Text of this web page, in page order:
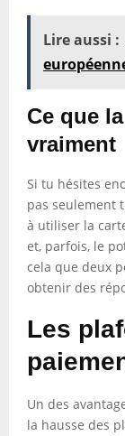
Lire aussi :
Ce que
vraiment
Si tu hésites
pas seulement
à utiliser la
et, parfois, le
cela que deux
obtenir des
Les
Un des
la hausse des